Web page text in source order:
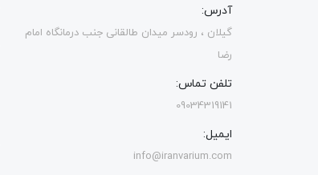
آدرس:
گیلان ، رودسر میدان طالقانی جنب درمانگاه امام
رضا
تلفن تماس:
09034319141
ایمیل:
info@iranvarium.com